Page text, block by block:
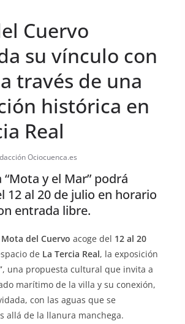
Cuervo
su vínculo con
través de una
histórica en
Real
Ociocuenca.es
y el Mar” podrá
12 al 20 de julio en horario
entrada libre.
Mota del Cuervo acoge del 12 al 20
de La Tercia Real, la exposición
, una propuesta cultural que invita a
marítimo de la villa y su conexión,
con las aguas que se
allá de la llanura manchega.